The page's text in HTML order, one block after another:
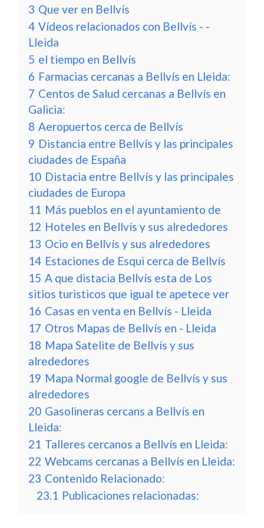
3 Que ver en Bellvís
4 Vídeos relacionados con Bellvís - -
Lleida
5 el tiempo en Bellvís
6 Farmacias cercanas a Bellvís en Lleida:
7 Centos de Salud cercanas a Bellvís en
Galicia:
8 Aeropuertos cerca de Bellvís
9 Distancia entre Bellvís y las principales
ciudades de España
10 Distacia entre Bellvís y las principales
ciudades de Europa
11 Más pueblos en el ayuntamiento de
12 Hoteles en Bellvís y sus alrededores
13 Ocio en Bellvís y sus alrededores
14 Estaciones de Esqui cerca de Bellvís
15 A que distacia Bellvís esta de Los
sitios turisticos que igual te apetece ver
16 Casas en venta en Bellvís - Lleida
17 Otros Mapas de Bellvís en - Lleida
18 Mapa Satelite de Bellvís y sus
alrededores
19 Mapa Normal google de Bellvís y sus
alrededores
20 Gasolineras cercans a Bellvís en
Lleida:
21 Talleres cercanos a Bellvís en Lleida:
22 Webcams cercanas a Bellvís en Lleida:
23 Contenido Relacionado:
23.1 Publicaciones relacionadas: